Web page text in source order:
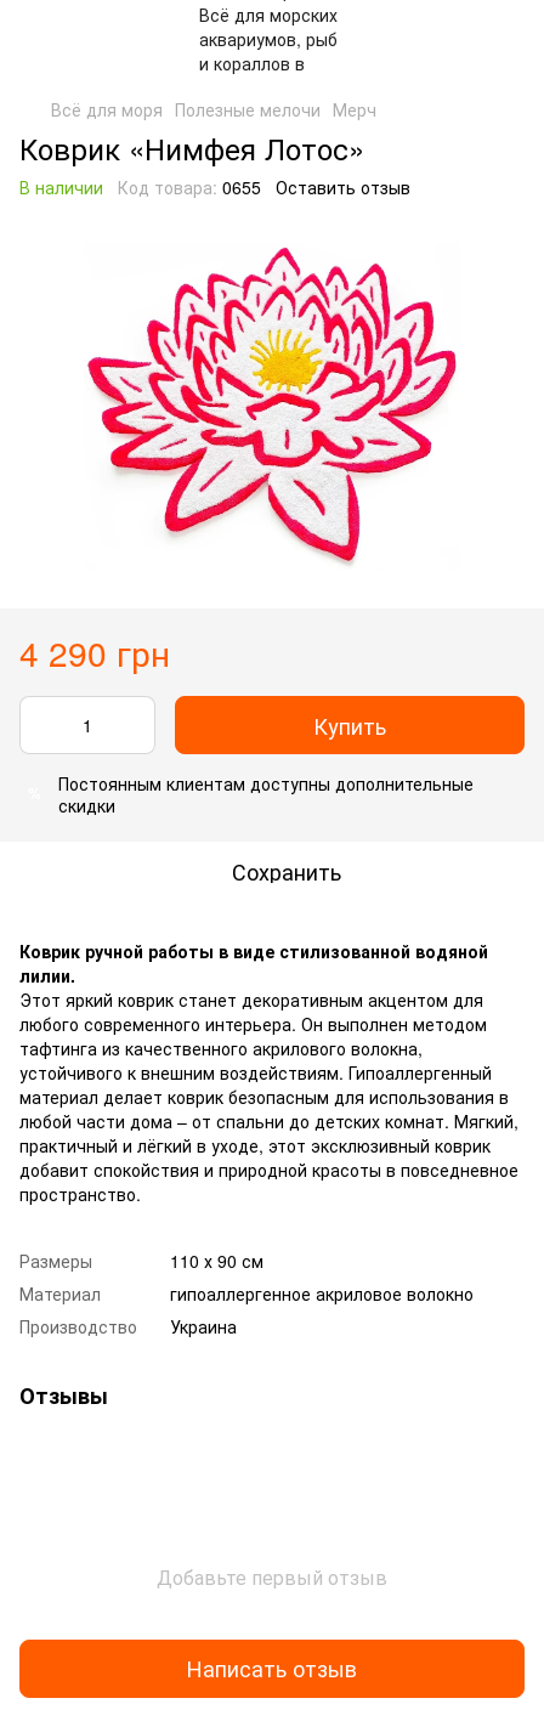
Всё для моря Полезные мелочи Мерч
Коврик «Нимфея Лотос»
В наличии Код товара: 0655 Оставить отзыв
4 290 грн
Купить
Постоянным клиентам доступны дополнительные
скидки
Сохранить
Коврик ручной работы в виде стилизованной водяной
лилии.
Этот яркий коврик станет декоративным акцентом для
любого современного интерьера. Он выполнен методом
тафтинга из качественного акрилового волокна,
устойчивого к внешним воздействиям. Гипоаллергенный
материал делает коврик безопасным для использования в
любой части дома – от спальни до детских комнат. Мягкий,
практичный и лёгкий в уходе, этот эксклюзивный коврик
добавит спокойствия и природной красоты в повседневное
пространство.
Размеры
110 х 90 см
Материал
гипоаллергенное акриловое волокно
Производство
Украина
Отзывы
Добавьте первый отзыв
Написать отзыв